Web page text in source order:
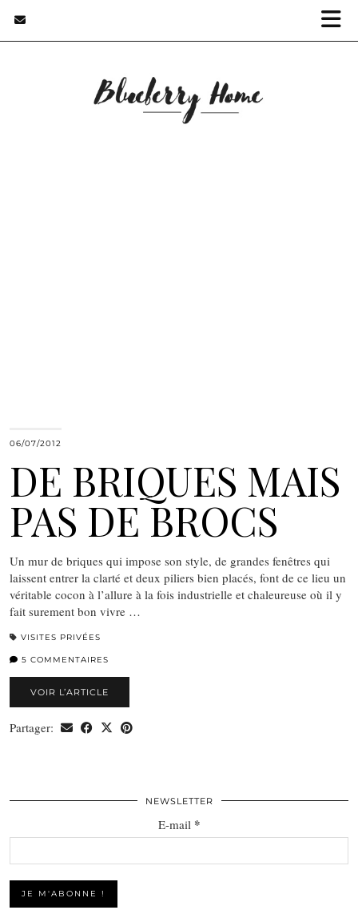
06/07/2012
DE BRIQUES MAIS
PAS DE BROCS
Un mur de briques qui impose son style, de grandes fenêtres qui
laissent entrer la clarté et deux piliers bien placés, font de ce lieu un
véritable cocon à l’allure à la fois industrielle et chaleureuse où il y
fait surement bon vivre …
VISITES PRIVÉES
5 COMMENTAIRES
VOIR L’ARTICLE
Partager:
NEWSLETTER
E-mail *